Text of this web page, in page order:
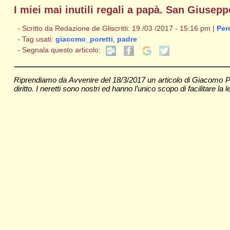
I miei mai inutili regali a papà. San
- Scritto da Redazione de Gliscritti: 19 /03 /2017 - 15:16 pm |
- Tag usati: giacomo_poretti
padre
- Segnala questo articolo:
Riprendiamo da Avvenire del 18/3/2017 un articolo di Giacomo
diritto. I neretti sono nostri ed hanno l’unico scopo di facilitare la